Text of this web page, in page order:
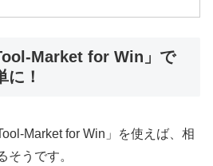
Market for Win」で
に！
Market for Win」を使えば、相
そうです。